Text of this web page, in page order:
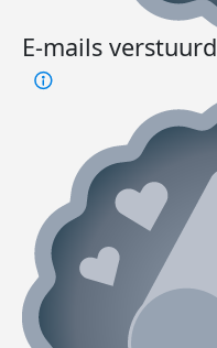
E-mails verstuurd